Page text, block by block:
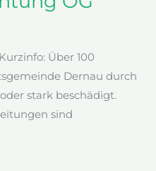
Über 100
Dernau durch
stark beschädigt.
sind